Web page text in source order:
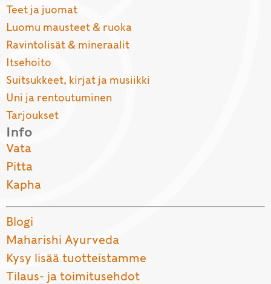
Teet ja juomat
Luomu mausteet & ruoka
Ravintolisät & mineraalit
Itsehoito
Suitsukkeet, kirjat ja musiikki
Uni ja rentoutuminen
Tarjoukset
Info
Vata
Pitta
Kapha
Blogi
Maharishi Ayurveda
Kysy lisää tuotteistamme
Tilaus- ja toimitusehdot